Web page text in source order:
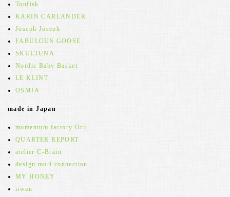
Tonfisk
KARIN CARLANDER
Joseph Joseph
FABULOUS GOOSE
SKULTUNA
Nordic Baby Basket
LE KLINT
OSMIA
made in Japan
momentum factory Orii
QUARTER REPORT
atelier C-Brain
design mori connection
MY HONEY
iiwan